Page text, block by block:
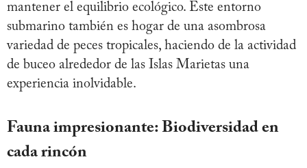
mantener el equilibrio ecológico. Este entorno
submarino también es hogar de una asombrosa
variedad de peces tropicales, haciendo de la actividad
de buceo alrededor de las Islas Marietas una
experiencia inolvidable.
Fauna impresionante: Biodiversidad en
cada rincón